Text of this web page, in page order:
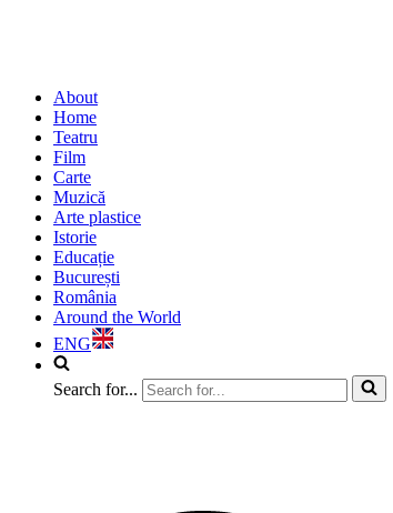
About
Home
Teatru
Film
Carte
Muzică
Arte plastice
Istorie
Educație
București
România
Around the World
ENG
Search for...